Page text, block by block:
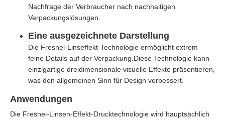
Nachfrage der Verbraucher nach nachhaltigen
Verpackungslösungen.
Eine ausgezeichnete Darstellung
Die Fresnel-Linseffekt-Technologie ermöglicht extrem
feine Details auf der Verpackung.Diese Technologie kann
einzigartige dreidimensionale visuelle Effekte präsentieren,
was den allgemeinen Sinn für Design verbessert.
Anwendungen
Die Fresnel-Linsen-Effekt-Drucktechnologie wird hauptsächlich